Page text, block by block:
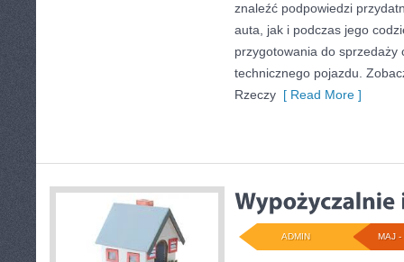
znaleźć podpowiedzi
auta, jak i podczas jego
przygotowania do sprzedaży
technicznego pojazdu.
Rzeczy [ Read More ]
MAJ -
ADMIN